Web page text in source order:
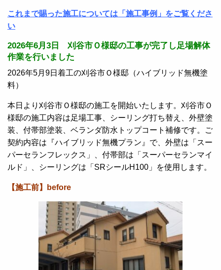
これまで賜った施工については「施工事例」をご覧くださ
い
2026年6月3日 刈谷市Ｏ様邸の工事が完了し足場解体
作業を行いました
2026年5月9日着工の刈谷市Ｏ様邸（ハイブリッド無機塗
料）
本日より刈谷市Ｏ様邸の施工を開始いたします。刈谷市Ｏ
様邸の施工内容は足場工事、シーリング打ち替え、外壁塗
装、付帯部塗装、ベランダ防水トップコート補修です。ご
契約内容は『ハイブリッド無機プラン』で、外壁は「スー
パーセランフレックス」、付帯部は「スーパーセランマイ
ルド」、シーリングは「SRシールH100」を使用します。
【施工前】before